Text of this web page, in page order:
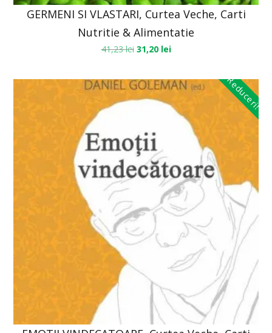
GERMENI SI VLASTARI, Curtea Veche, Carti
Nutritie & Alimentatie
41,23lei 31,20 lei
Reduceri!